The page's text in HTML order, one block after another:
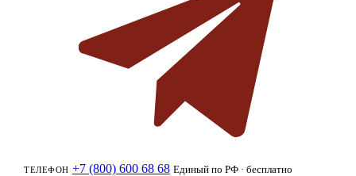
ТЕЛЕФОН +7 (800) 600 68 68 Единый по РФ · бесплатно